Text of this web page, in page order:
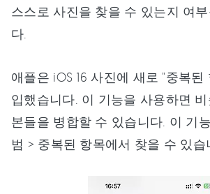
스스로 사진을 찾을 수 있는지 여
다.
애플은 iOS 16 사진에 새로 "중복된
입했습니다. 이 기능을 사용하면
본들을 병합할 수 있습니다. 이 기
범 > 중복된 항목에서 찾을 수 있습